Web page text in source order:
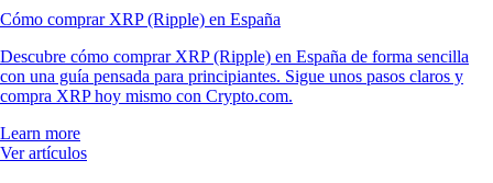
Cómo comprar XRP (Ripple) en España
Descubre cómo comprar XRP (Ripple) en España de forma sencilla
con una guía pensada para principiantes. Sigue unos pasos claros y
compra XRP hoy mismo con Crypto.com.
Learn more
Ver artículos